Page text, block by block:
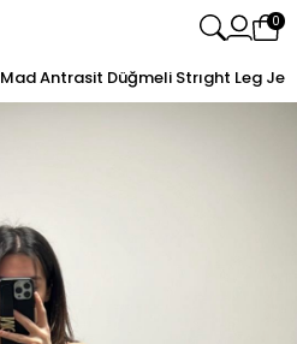
0
Mad Antrasit Düğmeli Strıght Leg